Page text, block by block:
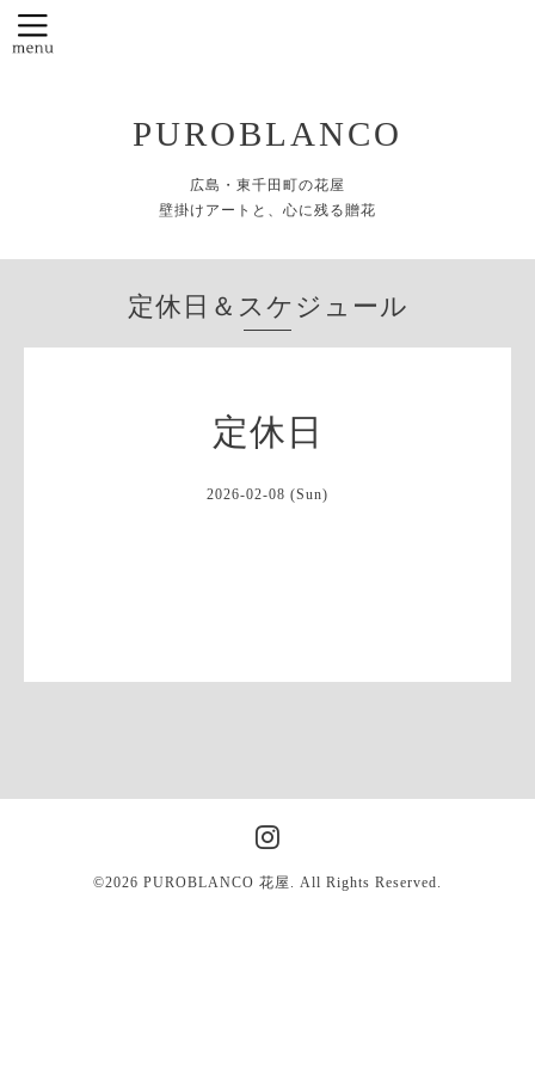
PUROBLANCO
広島・東千田町の花屋
壁掛けアートと、心に残る贈花
定休日＆スケジュール
定休日
2026-02-08 (Sun)
©2026 PUROBLANCO 花屋 . All Rights Reserved.